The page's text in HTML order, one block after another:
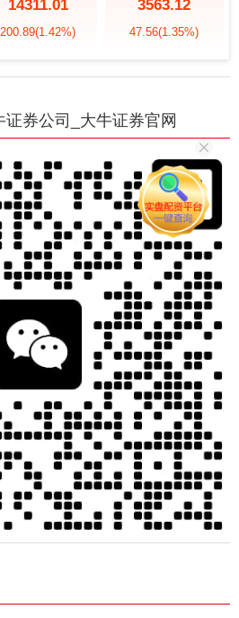
14311.01
200.89(1.42%)
3563.12
47.56(1.35%)
券公司_大牛证券官网